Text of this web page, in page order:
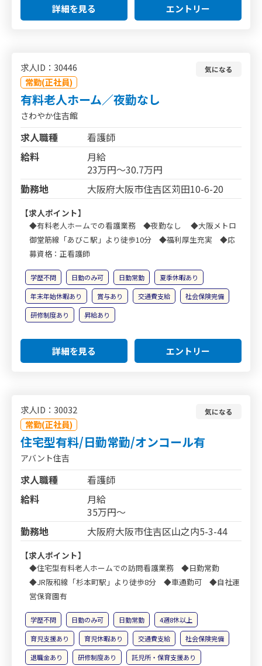
詳細を見る エントリー
求人ID：30446
常勤(正社員)
気になる
有料老人ホーム／夜勤なし
さわやか住吉館
求人職種
看護師
給料
月給
23万円～30.7万円
勤務地
大阪府大阪市住吉区苅田10-6-20
【求人ポイント】
◆有料老人ホームでの看護業務 ◆夜勤なし ◆大阪メトロ
御堂筋線「あびこ駅」より徒歩10分 ◆福利厚生充実 ◆応
募資格：正看護師
学歴不問 日勤のみ可 日勤常勤
夏季休暇あり
年末年始休暇あり
賞与あり 交通費支給
社会保険完備
研修制度あり
昇給あり
詳細を見る エントリー
求人ID：30032
常勤(正社員)
気になる
住宅型有料/日勤常勤/オンコール有
アバント住吉
求人職種
看護師
給料
月給
35万円～
勤務地
大阪府大阪市住吉区山之内5-3-44
【求人ポイント】
◆住宅型有料老人ホームでの訪問看護業務 ◆日勤常勤
◆JR阪和線「杉本町駅」より徒歩8分 ◆車通勤可 ◆自社運
営保育園有
学歴不問 日勤のみ可 日勤常勤
4週8休以上
育児支援あり
育児休暇あり 交通費支給
社会保険完備
退職金あり
研修制度あり 託児所・保育支援あり